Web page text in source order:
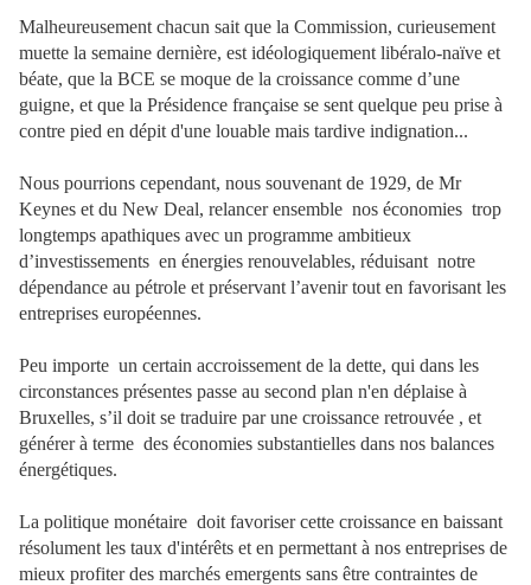
Malheureusement chacun sait que la Commission, curieusement
muette la semaine dernière, est idéologiquement libéralo-naïve et
béate, que la BCE se moque de la croissance comme d’une
guigne, et que la Présidence française se sent quelque peu prise à
contre pied en dépit d'une louable mais tardive indignation...
Nous pourrions cependant, nous souvenant de 1929, de Mr
Keynes et du New Deal, relancer ensemble nos économies trop
longtemps apathiques avec un programme ambitieux
d’investissements en énergies renouvelables, réduisant notre
dépendance au pétrole et préservant l’avenir tout en favorisant les
entreprises européennes.
Peu importe un certain accroissement de la dette, qui dans les
circonstances présentes passe au second plan n'en déplaise à
Bruxelles, s’il doit se traduire par une croissance retrouvée , et
générer à terme des économies substantielles dans nos balances
énergétiques.
La politique monétaire doit favoriser cette croissance en baissant
résolument les taux d'intérêts et en permettant à nos entreprises de
mieux profiter des marchés emergents sans être contraintes de